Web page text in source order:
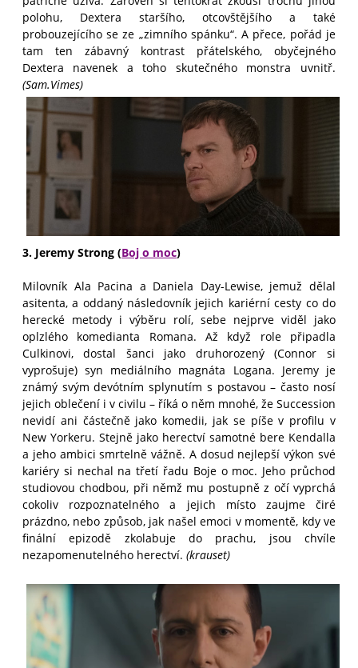
polohu, Dextera staršího, otcovštějšího a také
probouzejícího se ze „zimního spánku“. A přece, pořád je
tam ten zábavný kontrast přátelského, obyčejného
Dextera navenek a toho skutečného monstra uvnitř.
(Sam.Vimes)
3. Jeremy Strong (Boj o moc)
Milovník Ala Pacina a Daniela Day-Lewise, jemuž dělal
asitenta, a oddaný následovník jejich kariérní cesty co do
herecké metody i výběru rolí, sebe nejprve viděl jako
oplzlého komedianta Romana. Až když role připadla
Culkinovi, dostal šanci jako druhorozený (Connor si
vyprošuje) syn mediálního magnáta Logana. Jeremy je
známý svým devótním splynutím s postavou – často nosí
jejich oblečení i v civilu – říká o něm mnohé, že Succession
nevidí ani částečně jako komedii, jak se píše v profilu v
New Yorkeru. Stejně jako herectví samotné bere Kendalla
a jeho ambici smrtelně vážně. A dosud nejlepší výkon své
kariéry si nechal na třetí řadu Boje o moc. Jeho průchod
studiovou chodbou, při němž mu postupně z očí vyprchá
cokoliv rozpoznatelného a jejich místo zaujme čiré
prázdno, nebo způsob, jak našel emoci v momentě, kdy ve
finální epizodě zkolabuje do prachu, jsou chvíle
nezapomenutelného herectví. (krauset)